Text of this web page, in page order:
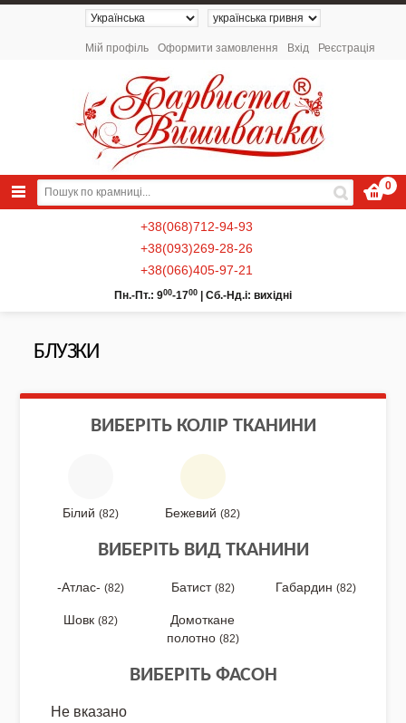
Мій профіль Оформити замовлення Вхід Реєстрація
0
+38(068)712-94-93
+38(093)269-28-26
+38(066)405-97-21
Пн.-Пт.: 900-1700 Сб.-Нд.і: вихідні
NEW 2026 - Колекція «Українські
NEW DROP 26 - МОТАНКА
культури» / Схеми для вишивки
NEW 2026 - "Українська айдентика -
проєкт про вишиванки"
БЛУЗКИ
ВИБЕРІТЬ КОЛІР ТКАНИНИ
Білий (82) Бежевий(82)
ВИБЕРІТЬ ВИД ТКАНИНИ
-Атлас- (82) Батист (82) Габардин (82)
Шовк (82)
Домоткане
полотно (82)
ВИБЕРІТЬ ФАСОН
Не вказано